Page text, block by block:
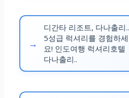
디간타 리조트, 다나출리..
5성급 럭셔리를 경험하세
요! 인도여행 럭셔리호텔
다나출리..